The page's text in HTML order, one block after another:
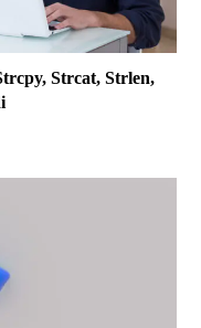
Strcat, Strlen,